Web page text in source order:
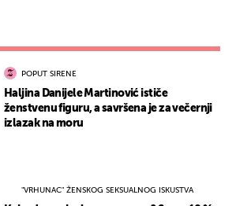
POPUT SIRENE
Haljina Danijele Martinović ističe
ženstvenu figuru, a savršena je za večernji
izlazak na moru
"VRHUNAC" ŽENSKOG SEKSUALNOG ISKUSTVA